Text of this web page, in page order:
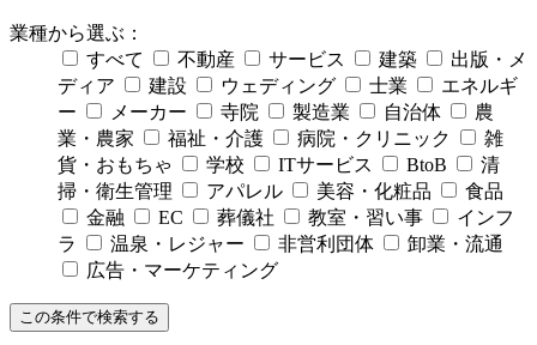
業種から選ぶ：
すべて
不動産 サービス 建築
出版・メ
ディア
建設 ウェディング 士業
エネルギ
ー
メーカー 寺院 製造業 自治体
農
業・農家
福祉・介護 病院・クリニック
雑
貨・おもちゃ
学校 ITサービス BtoB
清
掃・衛生管理
アパレル 美容・化粧品
食品
金融
EC 葬儀社 教室・習い事
インフ
ラ
温泉・レジャー 非営利団体
卸業・流通
広告・マーケティング
この条件で検索する